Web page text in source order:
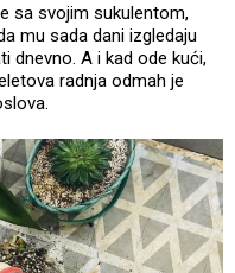
sa svojim sukulentom,
mu sada dani izgledaju
dnevno. A i kad ode kući,
radnja odmah je